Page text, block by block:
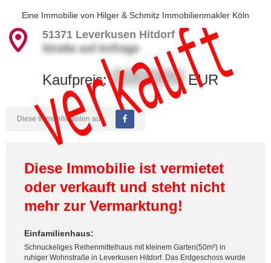
Eine Immobilie von Hilger & Schmitz Immobilienmakler Köln
verkauft
51371 Leverkusen Hitdorf
Straße auf Anfrage
Kaufpreis:000000 EUR
Diese Immobilie teilen auf:
Diese Immobilie ist vermietet
oder verkauft und steht nicht
mehr zur Vermarktung!
Einfamilienhaus:
Schnuckeliges Reihenmittelhaus mit kleinem Garten(50m²) in
ruhiger Wohnstraße in Leverkusen Hitdorf. Das Erdgeschoss wurde